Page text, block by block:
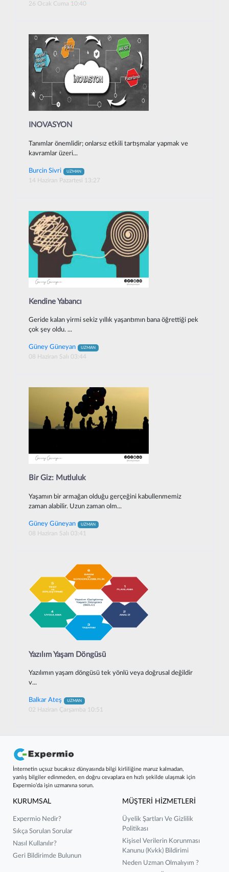
26 Ocak Cuma 10:40
INOVASYON
Tanımlar önemlidir; onlarsız etkili tartışmalar yapmak ve
kavramlar üzeri...
Burcin Sivri UZMAN
14 Haziran Pazartesi 13:27
Kendine Yabancı
Geride kalan yirmi sekiz yıllık yaşantımın bana öğrettiği pek
çok şey oldu. ...
Güney Güneyan UZMAN
08 Haziran Salı 03:44
Bir Giz: Mutluluk
Yaşamın bir armağan olduğu gerçeğini kabullenmemiz
zaman alabilir. Uzun zaman olm...
Güney Güneyan UZMAN
08 Haziran Salı 03:41
Yazılım Yaşam Döngüsü
Yazılımın yaşam döngüsü tek yönlü veya doğrusal değildir
v...
Balkar Ateş UZMAN
02 Haziran Çarşamba 10:51
İnternetin uçsuz bucaksız dünyasında bilgi kirliliğine maruz kalmadan,
yanlış bilgiler edinmeden, en doğru cevaplara en hızlı şekilde ulaşmak için
Expermio’da işin uzmanına sorun.
KURUMSAL
Expermio Nedir?
Sıkça Sorulan Sorular
Nasıl Kullanılır?
Geri Bildirimde Bulunun
MÜŞTERİ HİZMETLERİ
Üyelik Şartları Ve Gizlilik
Politikası
Kişisel Verilerin Korunması
Kanunu (kvkk) Bildirimi
Neden Uzman Olmalıyım ?